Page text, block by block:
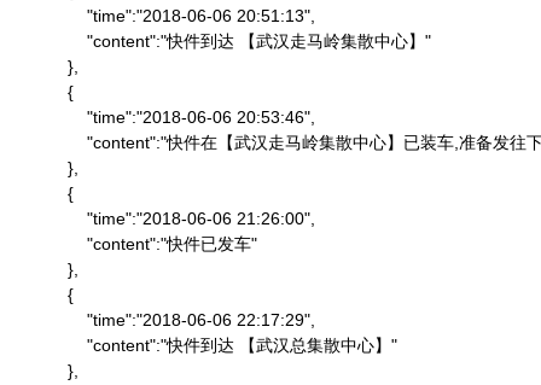
                "time":"2018-06-06 20:51:13",
                "content":"快件到达 【武汉走马岭集散中心】"
            },
            {
                "time":"2018-06-06 20:53:46",
"content":"快件在【武汉走马岭集散中心】已装车,准备发往
            },
            {
                "time":"2018-06-06 21:26:00",
                "content":"快件已发车"
            },
            {
                "time":"2018-06-06 22:17:29",
                "content":"快件到达 【武汉总集散中心】"
            },